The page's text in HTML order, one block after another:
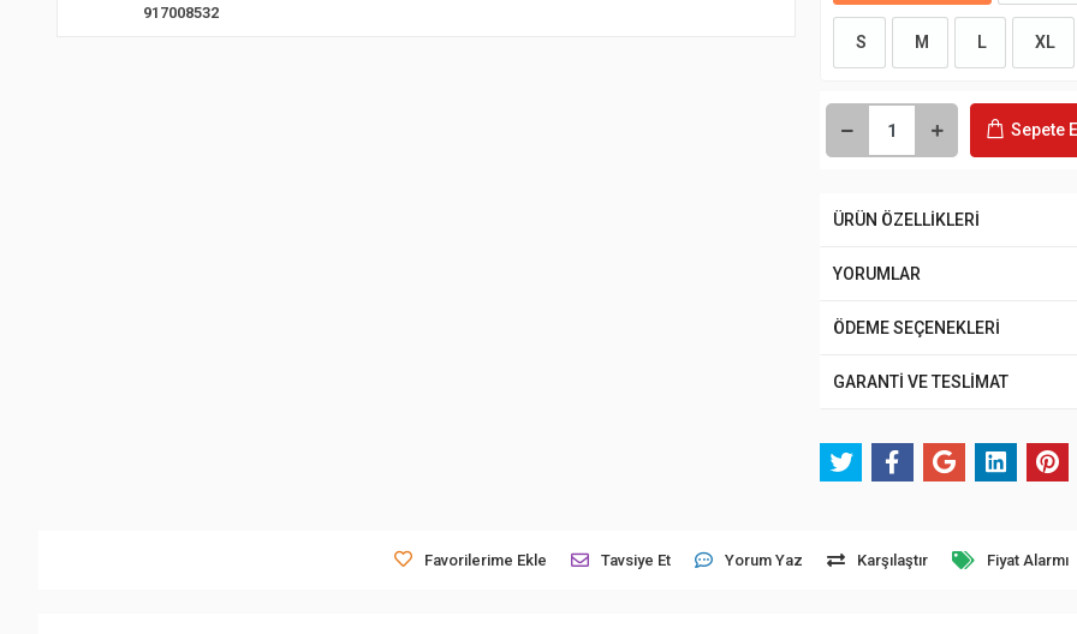
917008532
S M L XL
Sepete
ÜRÜN ÖZELLİKLERİ
YORUMLAR
ÖDEME SEÇENEKLERİ
GARANTİ VE TESLİMAT
Favorilerime Ekle Tavsiye Et Yorum Yaz Karşılaştır Fiyat Alarmı